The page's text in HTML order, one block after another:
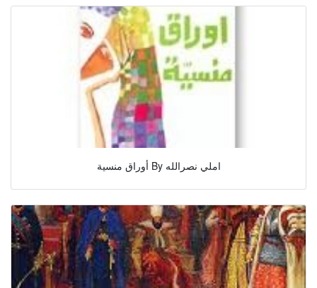
أوراق منسية By املي نصرالله